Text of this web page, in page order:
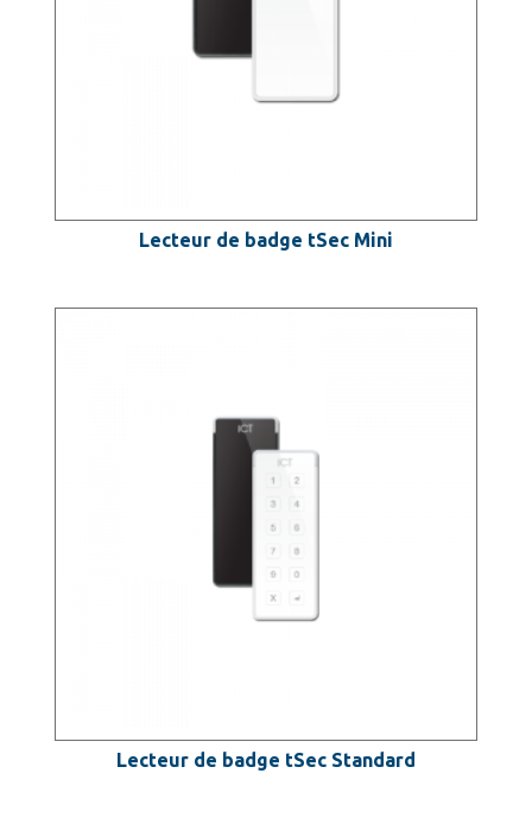
Lecteur de badge tSec Mini
Lecteur de badge tSec Standard